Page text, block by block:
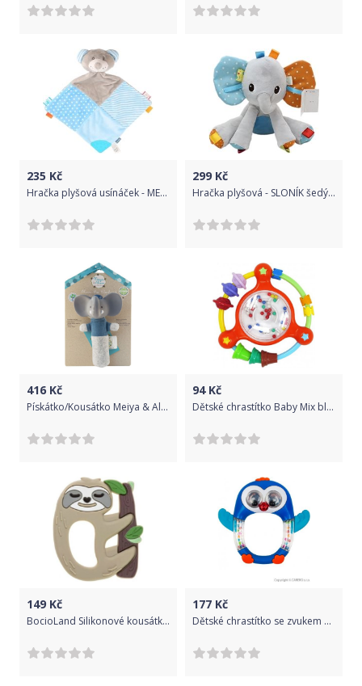
235 Kč
Hračka plyšová usínáček - MEDVÍDEK modrý - BabyMix
299 Kč
Hračka plyšová - SLONÍK šedý s puntíky 20cm - Tulilo
416 Kč
Pískátko/Kousátko Meiya & Alvin
94Kč
Dětské chrastítko Baby Mix bludiště, Multicolor
149 Kč
BocioLand Silikonové kousátko Lenochod - béžové
177 Kč
Dětské chrastítko se zvukem Baby Mix Tučňák, Modrá